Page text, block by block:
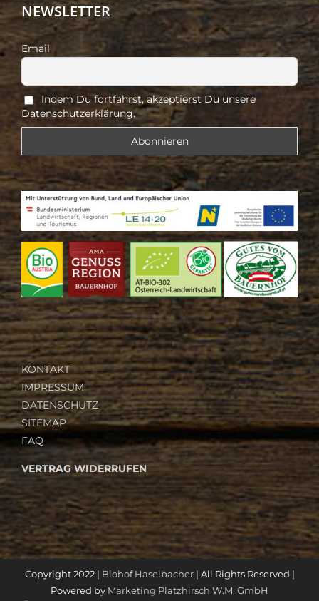
NEWSLETTER
Email
Indem Du fortfährst, akzeptierst Du unsere
Datenschutzerklärung.
KONTAKT
IMPRESSUM
DATENSCHUTZ
SITEMAP
FAQ
VERTRAG WIDERRUFEN
Copyright 2022 | Biohof Haselbacher| All Rights Reserved |
Powered by Marketing Platzhirsch W.M. GmbH